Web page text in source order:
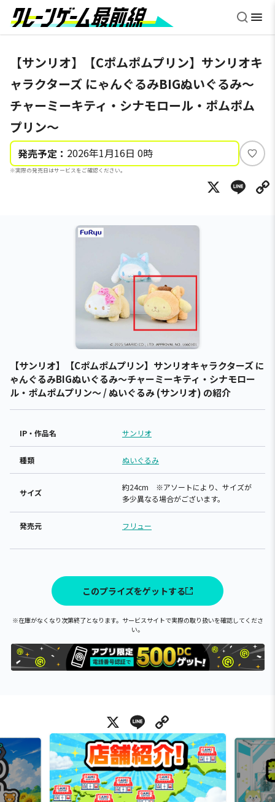
【サンリオ】【Cポムポムプリン】サンリオキ
ャラクターズ にゃんぐるみBIGぬいぐるみ～
チャーミーキティ・シナモロール・ポムポム
プリン～
発売予定： 2026年1月16日 0時
※実際の発売日はサービスをご確認ください。
い
ね
X
【サンリオ】【Cポムポムプリン】サンリオキャラクターズ に
ゃんぐるみBIGぬいぐるみ～チャーミーキティ・シナモロー
ル・ポムポムプリン～ / ぬいぐるみ (サンリオ) の紹介
IP・作品名 サンリオ
種類 ぬいぐるみ
サイズ
約24cm ※アソートにより、サイズが
多少異なる場合がございます。
発売元 フリュー
このプライズをゲットする
※在庫がなくなり次第終了となります。サービスサイトで実際の取り扱いを確認してくださ
い。
X Line